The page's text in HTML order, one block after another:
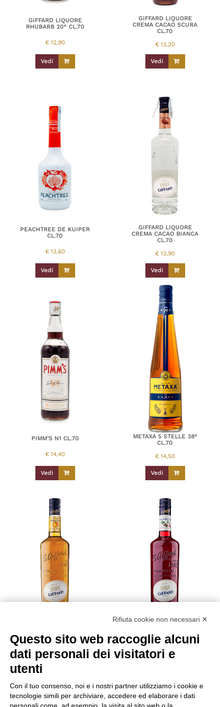
GIFFARD LIQUORE
RHUBARB 20° CL.70
€ 12,90
Vedi
GIFFARD LIQUORE
CREMA CACAO SCURA
CL.70
€ 13,20
Vedi
PEACHTREE DE KUIPER
CL.70
€ 13,60
Vedi
GIFFARD LIQUORE
CREMA CACAO BIANCA
CL.70
€ 13,90
Vedi
PIMM’S N1 CL.70
€ 14,40
Vedi
METAXA 5 STELLE 38°
CL.70
€ 14,50
Vedi
GIFFARD LIQUORE
CREMA APRICOT 16°
CL.70
GIFFARD LIQUORE
CREMA DE
FRAMBOISE 16° CL.70
Vedi
Rifiuta cookie non necessari ✕
Questo sito web raccoglie alcuni
dati personali dei visitatori e
utenti
Con il tuo consenso, noi e i nostri partner utilizziamo i cookie e
tecnologie simili per archiviare, accedere ed elaborare i dati